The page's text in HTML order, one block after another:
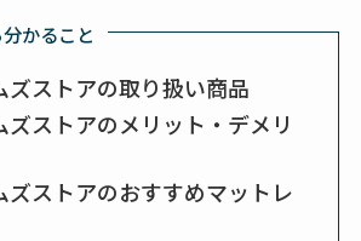
かること
ズストアの取り扱い商品
ズストアのメリット・デメリ
ズストアのおすすめマットレ